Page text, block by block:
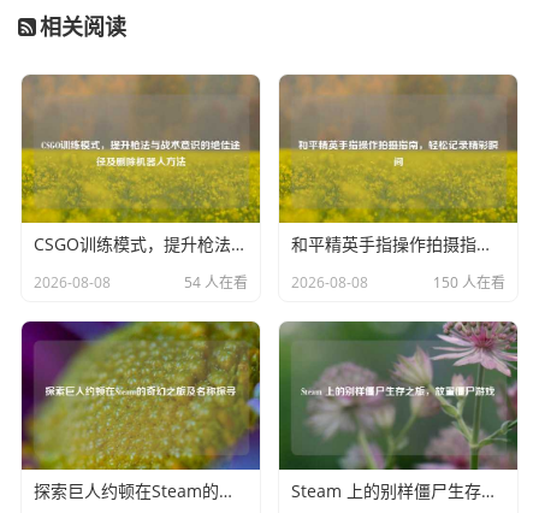
他在战场上如同鬼魅一般，总能准确地找到敌人的位置，这
凭借着对敌人心跳声的追踪，出其不意地发动攻击,让敌人防
不胜防。
“狩猎的时候到了！”再次强调了狼人的狩猎本性，它不仅仅
是一句简单的重复，更是对狼人生存方式的一种深刻诠释，
狼人在游戏中就如同自然界中的猎手，时刻保持着警惕，寻
找着最佳的时机给予敌人致命打击，这句台词不断地在玩家
耳边回响，提醒着他们要操控好狼人,发挥出他作为猎手的极
致能力。
新版狼人台词从多个角度展现了这个角色的野性、自信、凶
狠以及独特的能力，它们不仅仅是文字的组合，更是塑造狼
人这一英雄形象的重要元素，通过这些台词，玩家能够更加
深入地理解狼人，在游戏中更好地操控他，与队友协作，在
召唤师峡谷中掀起一场又一场充满野性与激情的战斗。
相关阅读
CSGO训练模式，提升枪法与战术意识的绝佳途径及删除机器人方法
2026-08-08 54 人在看
和平精英手指操作拍摄指南，轻松记录精彩瞬间
2026-08-08 150 人在看
探索巨人约顿在Steam的奇幻之旅及名称探寻 Steam 上的别样僵尸生存之旅，放置僵尸游戏